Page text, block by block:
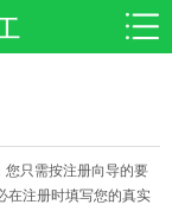
只需按注册向导的要
在注册时填写您的真实